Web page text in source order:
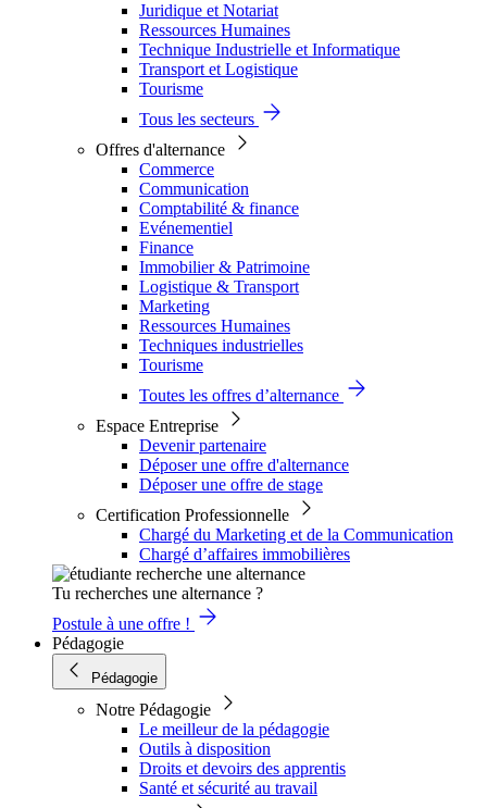
Juridique et Notariat
Ressources Humaines
Technique Industrielle et Informatique
Transport et Logistique
Tourisme
Tous les secteurs
Offres d'alternance
Commerce
Communication
Comptabilité & finance
Evénementiel
Finance
Immobilier & Patrimoine
Logistique & Transport
Marketing
Ressources Humaines
Techniques industrielles
Tourisme
Toutes les offres d’alternance
Espace Entreprise
Devenir partenaire
Déposer une offre d'alternance
Déposer une offre de stage
Certification Professionnelle
Chargé du Marketing et de la Communication
Chargé d’affaires immobilières
Tu recherches une alternance ?
Postule à une offre !
Pédagogie
Pédagogie
Notre Pédagogie
Le meilleur de la pédagogie
Outils à disposition
Droits et devoirs des apprentis
Santé et sécurité au travail